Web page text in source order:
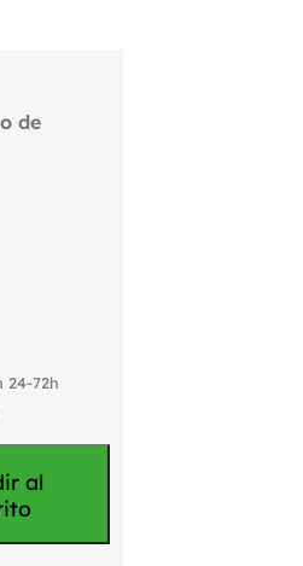
de
24-72h
al